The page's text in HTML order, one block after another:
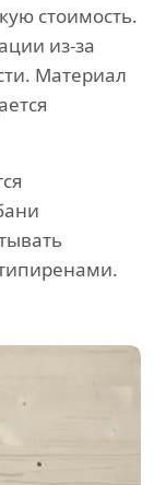
стоимость.
из-за
Материал